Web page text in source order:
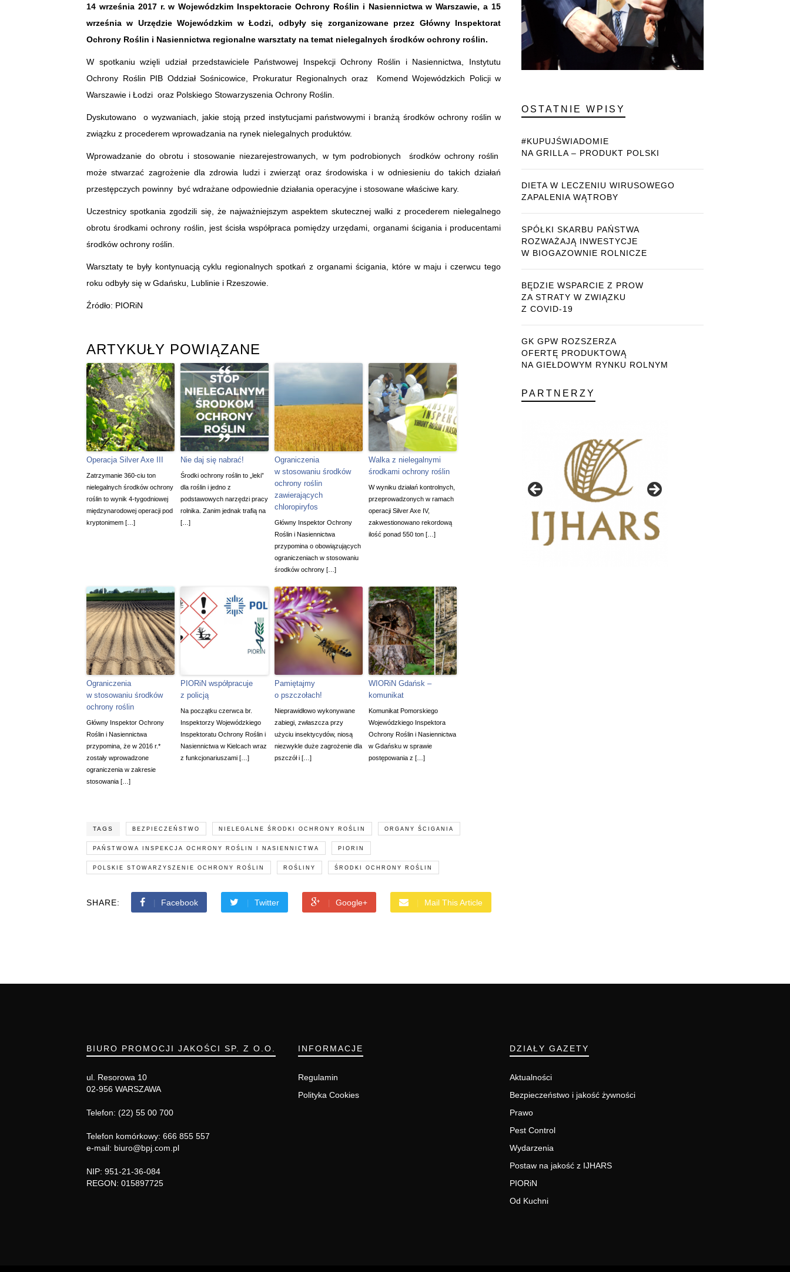
14 września 2017 r. w Wojewódzkim Inspektoracie Ochrony Roślin i Nasiennictwa w Warszawie, a 15
września w Urzędzie Wojewódzkim w Łodzi, odbyły się zorganizowane przez Główny Inspektorat
Ochrony Roślin i Nasiennictwa regionalne warsztaty na temat nielegalnych środków ochrony roślin.
W spotkaniu wzięli udział przedstawiciele Państwowej Inspekcji Ochrony Roślin i Nasiennictwa, Instytutu
Ochrony Roślin PIB Oddział Sośnicowice, Prokuratur Regionalnych oraz Komend Wojewódzkich Policji w
Warszawie i Łodzi oraz Polskiego Stowarzyszenia Ochrony Roślin.
Dyskutowano o wyzwaniach, jakie stoją przed instytucjami państwowymi i branżą środków ochrony roślin w
związku z procederem wprowadzania na rynek nielegalnych produktów.
Wprowadzanie do obrotu i stosowanie niezarejestrowanych, w tym podrobionych środków ochrony roślin
może stwarzać zagrożenie dla zdrowia ludzi i zwierząt oraz środowiska i w odniesieniu do takich działań
przestępczych powinny być wdrażane odpowiednie działania operacyjne i stosowane właściwe kary.
Uczestnicy spotkania zgodzili się, że najważniejszym aspektem skutecznej walki z procederem nielegalnego
obrotu środkami ochrony roślin, jest ścisła współpraca pomiędzy urzędami, organami ścigania i producentami
środków ochrony roślin.
Warsztaty te były kontynuacją cyklu regionalnych spotkań z organami ścigania, które w maju i czerwcu tego
roku odbyły się w Gdańsku, Lublinie i Rzeszowie.
Źródło: PIORiN
ARTYKUŁY POWIĄZANE
Operacja Silver Axe III
Zatrzymanie 360-ciu ton
nielegalnych środków ochrony
roślin to wynik 4-tygodniowej
międzynarodowej operacji pod
kryptonimem […]
Nie daj się nabrać!
Środki ochrony roślin to „leki”
dla roślin i jedno z
podstawowych narzędzi pracy
rolnika. Zanim jednak trafią na
[…]
Ograniczenia
w stosowaniu środków
ochrony roślin
zawierających
chloropiryfos
Główny Inspektor Ochrony
Roślin i Nasiennictwa
przypomina o obowiązujących
ograniczeniach w stosowaniu
środków ochrony […]
Walka z nielegalnymi
środkami ochrony roślin
W wyniku działań kontrolnych,
przeprowadzonych w ramach
operacji Silver Axe IV,
zakwestionowano rekordową
ilość ponad 550 ton […]
Ograniczenia
w stosowaniu środków
ochrony roślin
Główny Inspektor Ochrony
Roślin i Nasiennictwa
przypomina, że w 2016 r.*
zostały wprowadzone
ograniczenia w zakresie
stosowania […]
PIORiN współpracuje
z policją
Na początku czerwca br.
Inspektorzy Wojewódzkiego
Inspektoratu Ochrony Roślin i
Nasiennictwa w Kielcach wraz
z funkcjonariuszami […]
Pamiętajmy
o pszczołach!
Nieprawidłowo wykonywane
zabiegi, zwłaszcza przy
użyciu insektycydów, niosą
niezwykle duże zagrożenie dla
pszczół i […]
WIORiN Gdańsk –
komunikat
Komunikat Pomorskiego
Wojewódzkiego Inspektora
Ochrony Roślin i Nasiennictwa
w Gdańsku w sprawie
postępowania z […]
TAGS BEZPIECZEŃSTWO NIELEGALNE ŚRODKI OCHRONY ROŚLIN ORGANY ŚCIGANIA
PAŃSTWOWA INSPEKCJA OCHRONY ROŚLIN I NASIENNICTWA PIORIN
POLSKIE STOWARZYSZENIE OCHRONY ROŚLIN ROŚLINY ŚRODKI OCHRONY ROŚLIN
SHARE: Facebook Twitter Google+ Mail This Article
OSTATNIE WPISY
#KUPUJŚWIADOMIE
NA GRILLA – PRODUKT POLSKI
DIETA W LECZENIU WIRUSOWEGO
ZAPALENIA WĄTROBY
SPÓŁKI SKARBU PAŃSTWA
ROZWAŻAJĄ INWESTYCJE
W BIOGAZOWNIE ROLNICZE
BĘDZIE WSPARCIE Z PROW
ZA STRATY W ZWIĄZKU
Z COVID-19
GK GPW ROZSZERZA
OFERTĘ PRODUKTOWĄ
NA GIEŁDOWYM RYNKU ROLNYM
PARTNERZY
BIURO PROMOCJI JAKOŚCI SP. Z O.O.
ul. Resorowa 10
02-956 WARSZAWA
Telefon: (22) 55 00 700
Telefon komórkowy: 666 855 557
e-mail: biuro@bpj.com.pl
NIP: 951-21-36-084
REGON: 015897725
INFORMACJE
Regulamin
Polityka Cookies
DZIAŁY GAZETY
Aktualności
Bezpieczeństwo i jakość żywności
Prawo
Pest Control
Wydarzenia
Postaw na jakość z IJHARS
PIORiN
Od Kuchni